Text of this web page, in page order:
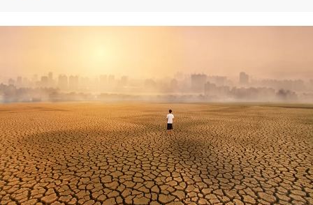
r
C
a
t
g
u
t
s